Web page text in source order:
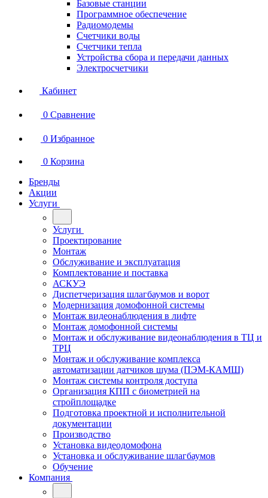
Базовые станции
Программное обеспечение
Радиомодемы
Счетчики воды
Счетчики тепла
Устройства сбора и передачи данных
Электросчетчики
Кабинет
0 Сравнение
0 Избранное
0 Корзина
Бренды
Акции
Услуги
Услуги
Проектирование
Монтаж
Обслуживание и эксплуатация
Комплектование и поставка
АСКУЭ
Диспетчеризация шлагбаумов и ворот
Модернизация домофонной системы
Монтаж видеонаблюдения в лифте
Монтаж домофонной системы
Монтаж и обслуживание видеонаблюдения в ТЦ и
ТРЦ
Монтаж и обслуживание комплекса
автоматизации датчиков шума (ПЭМ-КАМШ)
Монтаж системы контроля доступа
Организация КПП с биометрией на
стройплощадке
Подготовка проектной и исполнительной
документации
Производство
Установка видеодомофона
Установка и обслуживание шлагбаумов
Обучение
Компания